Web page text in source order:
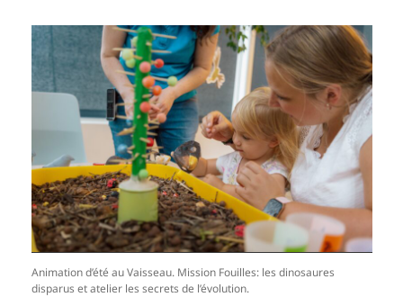
Animation d’été au Vaisseau. Mission Fouilles: les dinosaures
disparus et atelier les secrets de l’évolution.